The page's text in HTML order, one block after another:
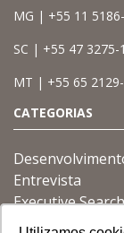
MG | +55 11
SC | +55 47
MT | +55 65
CATEGORIAS
Entrevista
Executive Search
Gestão